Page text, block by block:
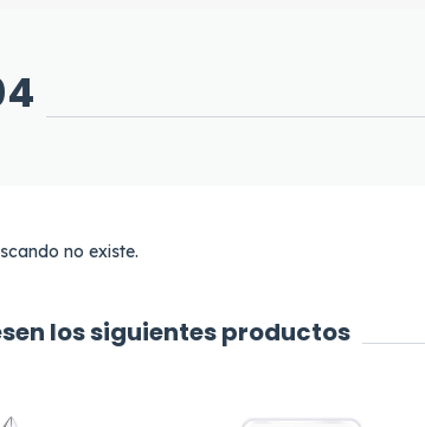
no existe.
los siguientes productos